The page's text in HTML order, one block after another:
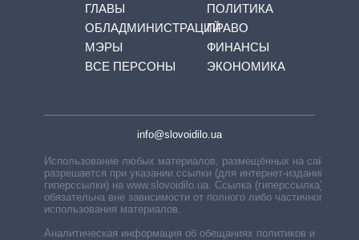
ГЛАВЫ
ОБЛАДМИНИСТРАЦИЙ
МЭРЫ
ВСЕ ПЕРСОНЫ
ПОЛИТИКА
ПРАВО
ФИНАНСЫ
ЭКОНОМИКА
info@slovoidilo.ua
Использование любых материалов, размещённых на сайте,
разрешается при указании ссылки (для интернет-изданий —
гиперссылки) на www.slovoidilo.ua. Ссылка (гиперссылка)
обязательна вне зависимости от полного либо частичного
использования материалов.
Аналитическая информация об обещаниях политиков и